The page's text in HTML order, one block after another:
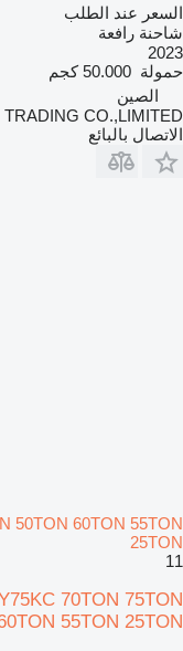
السعر عند الطلب
شاحنة رافعة
2023
حمولة 50.000 كجم
الصين
CO.,LIMITED
الاتصال بالبائع
50TON 60TON 55TON
25TON
11
70TON 75TON
55TON 25TON